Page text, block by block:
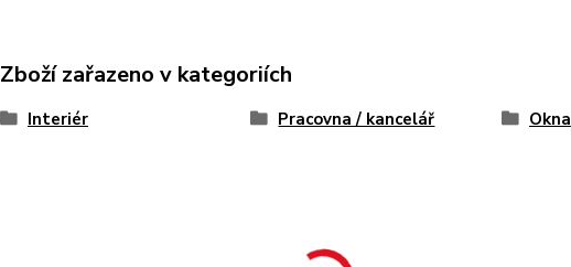
Zboží zařazeno v kategoriích
Interiér Pracovna / kancelář Okna